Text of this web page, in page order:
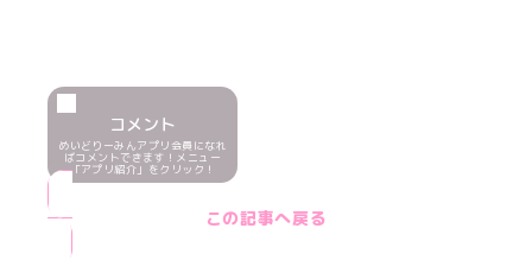
コメント
めいどりーみんアプリ会員になれ
ばコメントできます！メニュー
「アプリ紹介」をクリック！
この記事へ戻る